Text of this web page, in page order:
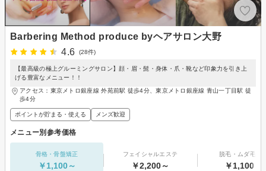
Barbering Method produce byヘアサロン大野
4.6
(28件)
【最高級の極上グルーミングサロン】顔・眉・髭・身体・爪・靴など印象力を引き上
げる豊富なメニュー！！
アクセス：東京メトロ銀座線 外苑前駅 徒歩4分、東京メトロ銀座線 青山一丁目駅 徒
歩4分
ポイントが貯まる・使える メンズ歓迎
メニュー別参考価格
骨格・骨盤矯正
￥1,100～
フェイシャルエステ
￥2,200～
脱毛・ムダ毛処
￥1,100～